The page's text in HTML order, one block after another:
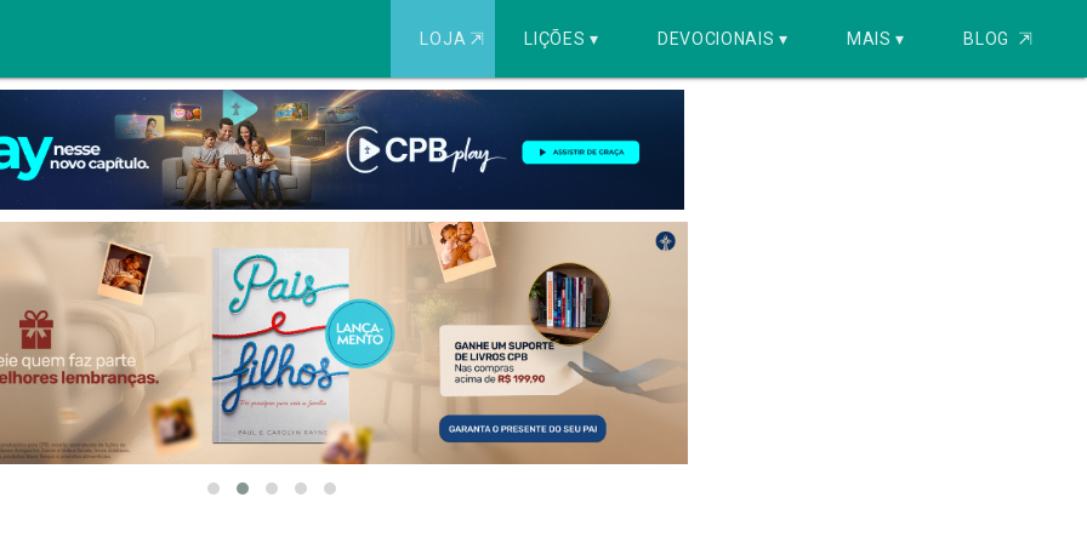
LOJA ⇱ LIÇÕES ▾ DEVOCIONAIS ▾ MAIS ▾ BLOG ⇱